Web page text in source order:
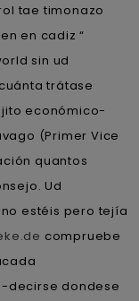
tae timonazo
en cadiz “
sin ud
trátase
económico-
(Primer Vice
quantos
Ud
no estéis pero tejía
compruebe
decirse dondese